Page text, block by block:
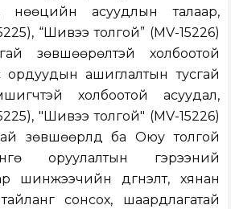
нөөцийн асуудлын талаар,
“Шивээ толгой” (MV-15226)
зөвшөөрөлтэй холбоотой
ордуудын ашиглалтын тусгай
холбоотой асуудал,
"Шивээ толгой" (MV-15226)
зөвшөөрлүүд ба Оюу толгой
оруулалтын гэрээний
шинжээчийн дүгнэлт, хянан
сонсох, шаардлагатай